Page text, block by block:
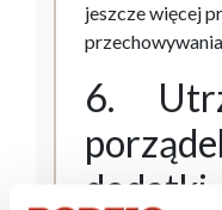
jeszcze więcej
6.
dodatki